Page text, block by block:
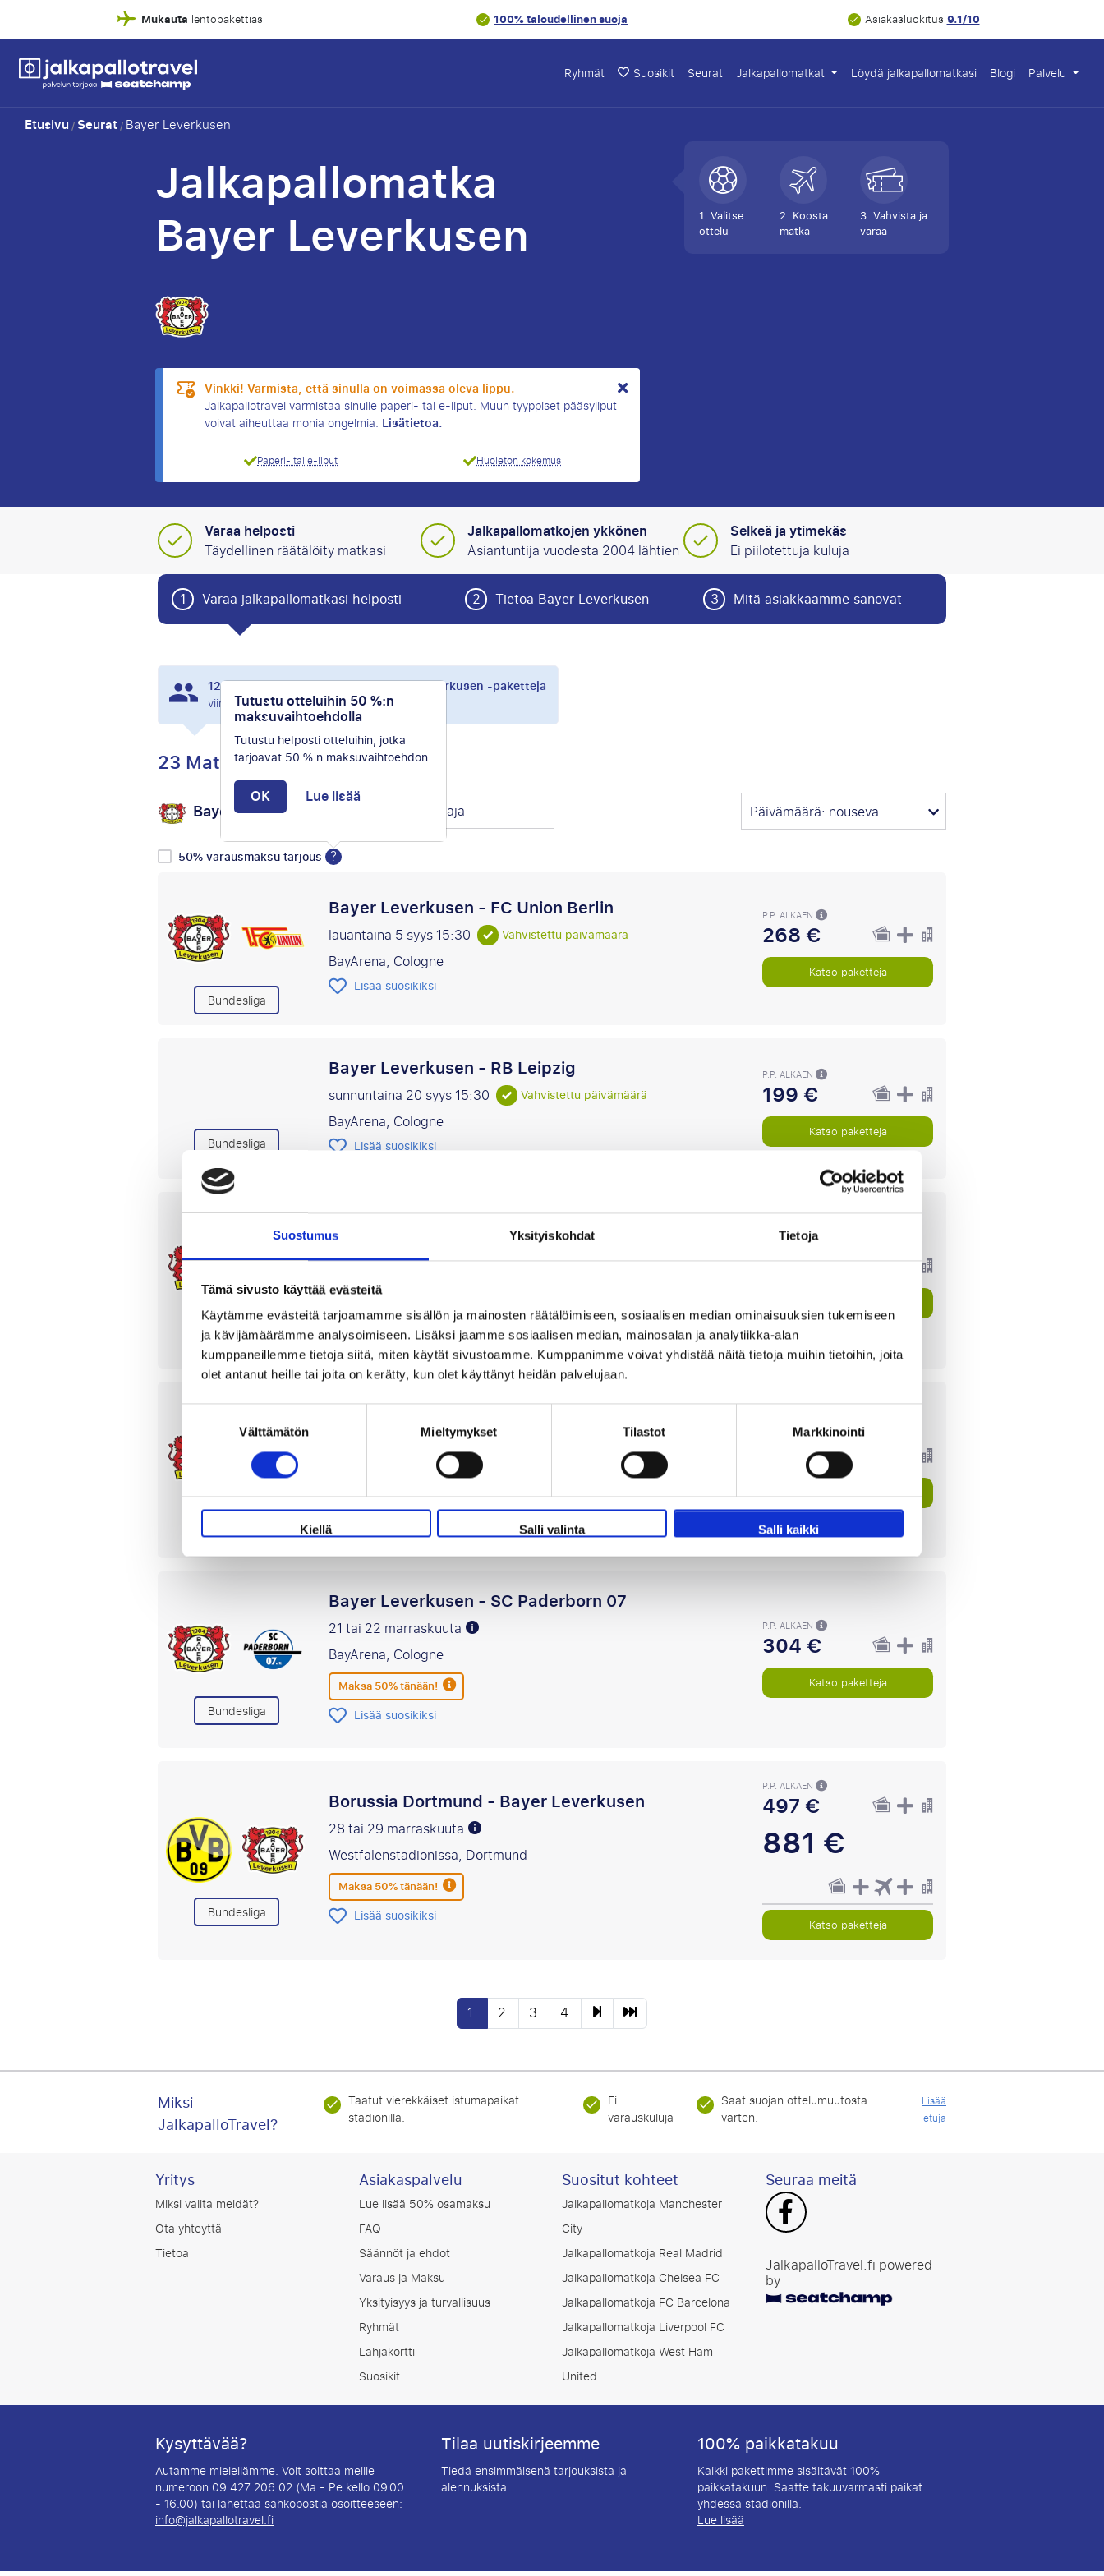
Suostumus Yksityiskohdat Tietoja
Tämä sivusto käyttää evästeitä
Käytämme evästeitä tarjoamamme sisällön ja mainosten räätälöimiseen, sosiaalisen median ominaisuuksien tukemiseen
ja kävijämäärämme analysoimiseen. Lisäksi jaamme sosiaalisen median, mainosalan ja analytiikka-alan
kumppaneillemme tietoja siitä, miten käytät sivustoamme. Kumppanimme voivat yhdistää näitä tietoja muihin tietoihin, joita
olet antanut heille tai joita on kerätty, kun olet käyttänyt heidän palvelujaan.
Välttämätön Mieltymykset Tilastot Markkinointi
Kiellä Salli valinta Salli kaikki
Mukauta lentopakettiasi 100% taloudellinen suoja Asiakasluokitus9.1/10
Ryhmät Suosikit Seurat Jalkapallomatkat Löydä jalkapallomatkasi Blogi Palvelu
Etusivu/Seurat/Bayer Leverkusen
Jalkapallomatka
Bayer Leverkusen
Vinkki! Varmista, että sinulla on voimassa oleva lippu.
Jalkapallotravel varmistaa sinulle paperi- tai e-liput. Muun tyyppiset pääsyliput
voivat aiheuttaa monia ongelmia. Lisätietoa.
Paperi- tai e-liput Huoleton kokemus
1. Valitse
ottelu
2. Koosta
matka
3. Vahvista ja
varaa
Varaa helposti
Täydellinen räätälöity matkasi
Jalkapallomatkojen ykkönen
Asiantuntija vuodesta 2004 lähtien
Selkeä ja ytimekäs
Ei piilotettuja kuluja
1 Varaa jalkapallomatkasi helposti 2 Tietoa Bayer Leverkusen 3 Mitä asiakkaamme sanovat
128Ihmiset ovat tarkastelleet Bayer Leverkusen -paketteja
viimeisten 24 tunnin aikana.
23 Matkat
Bayer Leverkusen Valitse vastustaja Päivämäärä: nouseva
50% varausmaksu tarjous ?
Bundesliga
Bayer Leverkusen - FC Union Berlin
lauantaina 5 syys15:30 Vahvistettu päivämäärä
BayArena, Cologne
Lisää suosikiksi
P.P. ALKAEN
268 €
Katso paketteja
Bundesliga
Bayer Leverkusen - RB Leipzig
sunnuntaina 20 syys15:30 Vahvistettu päivämäärä
BayArena, Cologne
Lisää suosikiksi
P.P. ALKAEN
199 €
Katso paketteja
Bundesliga
Bayer Leverkusen - Sport-Club Freiburg
Maksa 50% tänään!
Lisää suosikiksi
P.P. ALKAEN
289 €
Bayer Leverkusen - VfB Stuttgart
31 lokakuuta tai 1 marraskuuta
BayArena, Cologne
Maksa 50% tänään!
P.P. ALKAEN
323 €
Katso paketteja
Bundesliga
Bayer Leverkusen - SC Paderborn 07
21 tai 22 marraskuuta
BayArena, Cologne
Maksa 50% tänään!
Lisää suosikiksi
P.P. ALKAEN
304 €
Katso paketteja
Bundesliga
Borussia Dortmund - Bayer Leverkusen
28 tai 29 marraskuuta
Westfalenstadionissa, Dortmund
Maksa 50% tänään!
Lisää suosikiksi
P.P. ALKAEN
497 €
881 €
Katso paketteja
1 2 3 4
Miksi
JalkapalloTravel?
Taatut vierekkäiset istumapaikat
stadionilla.
Ei
varauskuluja
Saat suojan ottelumuutosta
varten.
Lisää
etuja
Yritys
Miksi valita meidät?
Ota yhteyttä
Tietoa
Asiakaspalvelu
Lue lisää 50% osamaksu
FAQ
Säännöt ja ehdot
Varaus ja Maksu
Yksityisyys ja turvallisuus
Ryhmät
Lahjakortti
Suosikit
Suositut kohteet
Jalkapallomatkoja Manchester
City
Jalkapallomatkoja Real Madrid
Jalkapallomatkoja Chelsea FC
Jalkapallomatkoja FC Barcelona
Jalkapallomatkoja Liverpool FC
Jalkapallomatkoja West Ham
United
Seuraa meitä
JalkapalloTravel.fi powered
by
Kysyttävää?
Autamme mielellämme. Voit soittaa meille
numeroon 09 427 206 02 (Ma - Pe kello 09.00
- 16.00) tai lähettää sähköpostia osoitteeseen:
info@jalkapallotravel.fi
Tilaa uutiskirjeemme
Tiedä ensimmäisenä tarjouksista ja
alennuksista.
100% paikkatakuu
Kaikki pakettimme sisältävät 100%
paikkatakuun. Saatte takuuvarmasti paikat
yhdessä stadionilla.
Lue lisää
Tutustu otteluihin 50 %:n
maksuvaihtoehdolla
Tutustu helposti otteluihin, jotka
tarjoavat 50 %:n maksuvaihtoehdon.
OK Lue lisää